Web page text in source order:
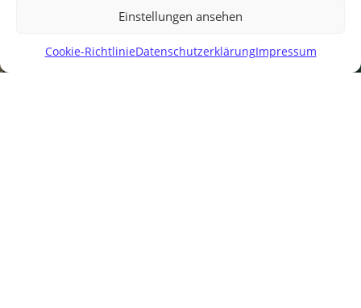
Einstellungen ansehen
Cookie-RichtlinieDatenschutzerklärungImpressum